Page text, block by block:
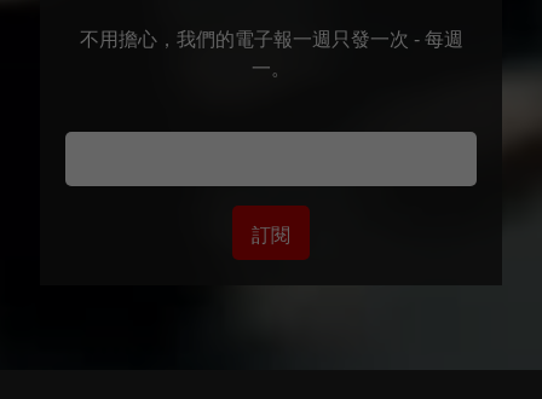
不用擔心，我們的電子報一週只發一次 - 每週
一。
訂閱